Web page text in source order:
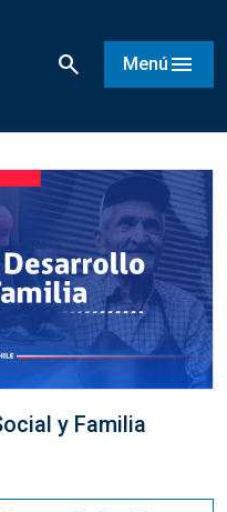
search Menú menu
y Familia